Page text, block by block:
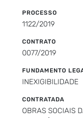
PROCESSO
1122/2019
CONTRATO
0077/2019
FUNDAMENTO
INEXIGIBILIDADE
CONTRATADA
OBRAS SOCIAIS